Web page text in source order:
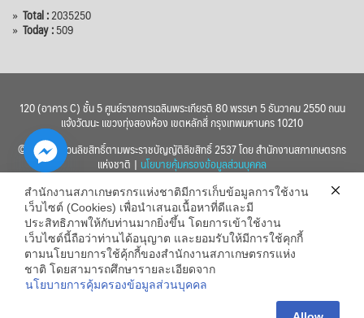
» Total :2035250
» Today :509
120 (อาคาร C) ชั้น 5 ศูนย์ราชการเฉลิมพระเกียรติ 80 พรรษา 5 ธันวาคม 2550 ถนน
แจ้งวัฒนะ แขวงทุ่งสองห้อง เขตหลักสี่ กรุงเทพมหานคร 10210
© 2560 สงวนลิขสิทธิ์ตามพระราชบัญญัติลิขสิทธิ์ 2537 โดย สำนักงานสภาเกษตรกร
แห่งชาติ | นโยบายคุ้มครองข้อมูลส่วนบุคคล
สำนักงานสภาเกษตรกรแห่งชาติมีการเก็บข้อมูลการใช้งาน
เว็บไซต์ (Cookies) เพื่อนำเสนอเนื้อหาที่ดีและมี
ประสิทธิภาพให้กับท่านมากยิ่งขึ้น โดยการเข้าใช้งาน
เว็บไซต์นี้ถือว่าท่านได้อนุญาต และยอมรับให้มีการใช้คุกกี้
ตามนโยบายการใช้คุ้กกี้ของสำนักงานสภาเกษตรกรแห่ง
ชาติ โดยสามารถศึกษารายละเอียดจาก
นโยบายการคุ้มครองข้อมูลส่วนบุคคล
Hide
chaty